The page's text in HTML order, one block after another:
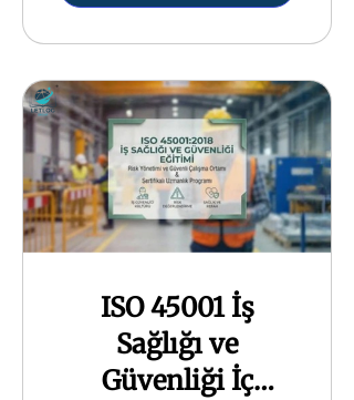
ISO 45001 İş
Sağlığı ve
Güvenliği İç